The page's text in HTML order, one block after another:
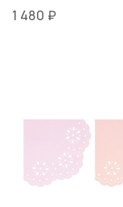
1 480 ₽